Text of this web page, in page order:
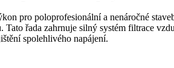
pro poloprofesionální a nenáročné
řada zahrnuje silný systém filtrace
spolehlivého napájení.